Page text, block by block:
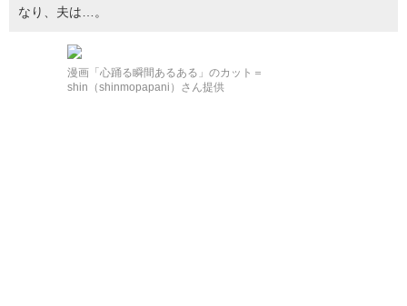
なり、夫は…。
漫画「心踊る瞬間あるある」のカット＝
shin（shinmopapani）さん提供